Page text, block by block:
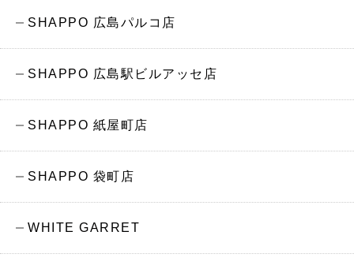
SHAPPO 広島パルコ店
SHAPPO 広島駅ビルアッセ店
SHAPPO 紙屋町店
SHAPPO 袋町店
WHITE GARRET